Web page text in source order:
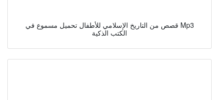
قصص من التاريخ الإسلامي للأطفال تحميل مسموع في Mp3
الكتب الذكية